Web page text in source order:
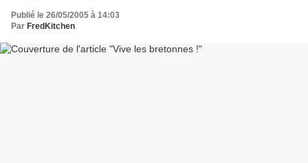
Publié le 26/05/2005 à 14:03
Par FredKitchen